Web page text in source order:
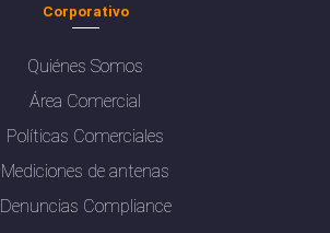
Corporativo
Quiénes Somos
Área Comercial
Políticas Comerciales
Mediciones de antenas
Denuncias Compliance